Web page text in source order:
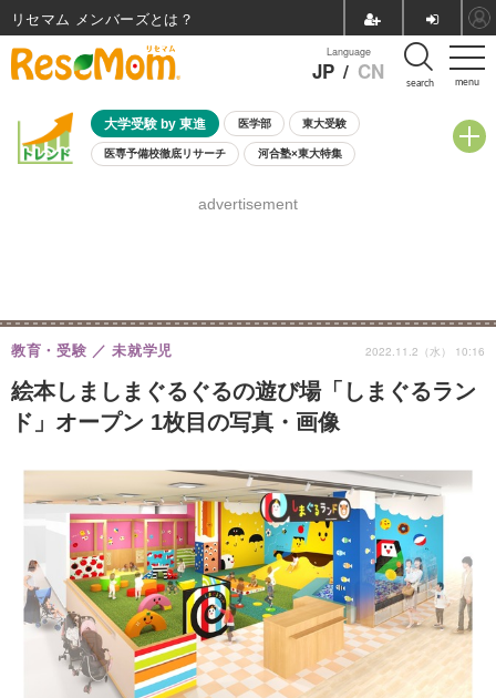
menu
Language
JP / CN search
大学受験 by 東進 医学部 東大受験
医専予備校徹底リサーチ 河合塾×東大特集
8月開催学校説明会・相談会
advertisement
絵本しましまぐるぐるの遊び場「しまぐるラン
ド」オープン 1枚目の写真・画像
教育・受験 未就学児 2022.11.2（水） 10:16
リセマム メンバーズ